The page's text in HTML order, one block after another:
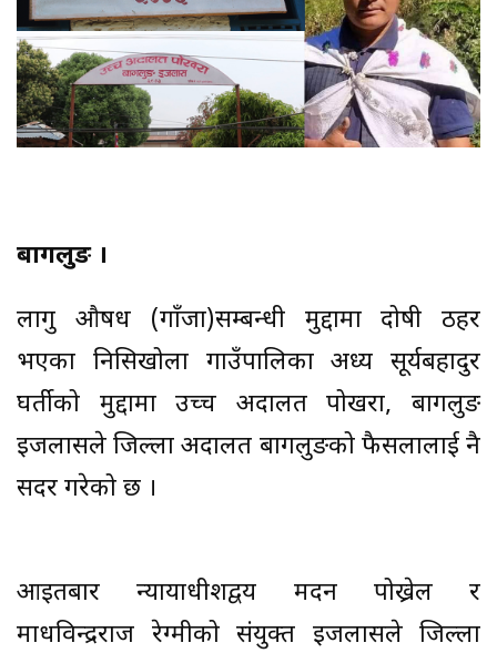
बागलुङ ।
लागु औषध (गाँजा)सम्बन्धी मुद्दामा दोषी ठहर
भएका निसिखोला गाउँपालिका अध्यक्ष सूर्यबहादुर
घर्तीको मुद्दामा उच्च अदालत पोखरा, बागलुङ
इजलासले जिल्ला अदालत बागलुङको फैसलालाई नै
सदर गरेको छ ।
आइतबार न्यायाधीशद्वय मदन पोख्रेल र
माधविन्द्रराज रेग्मीको संयुक्त इजलासले जिल्ला